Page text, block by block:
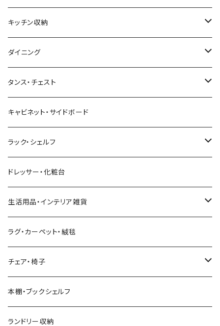
西海岸風
カフェ風
ヴィンテージ
北欧風・ノルディック
インダストリアル
フレンチカントリー
アジアン
ボタニカル
モダン
カントリー
アンティーク
サイズ
幅100cm以下
幅101～120cm
デスクワゴン
カウンターテーブル
こたつ・こたつテーブル
こたつテーブル+布団掛敷セット
こたつテーブル+掛け布団
ネストテーブル
折りたたみテーブル
昇降式・リフティングテーブル
幅91～120cm
2人掛けソファ
3人掛けソファ
4人掛け以上のソファ
ソファベッド
フロアソファ・ローソファ
リクライニングソファ
カウチソファ・コーナーソファ
オットマン
電動リクライニングソファ
幅90cm以下
幅91～120cm
ロータイプテレビ台・ローボード
ミドルタイプテレビ台
コーナーテレビ台
ハイタイプテレビ台・壁面収納
伸縮テレビ台
テレビスタンド
サイズ
セミシングルショート
シングルベッド
ベッドフレーム
マット付きベッド
収納付きベッド
ロフトベッド
ヘッドボード
マットレス
寝具
キッチン収納
食器棚
キッチンカウンター
キッチンワゴン
レンジ台
キッチンラック
キッチン雑貨
ダイニング
ダイニングテーブル
ダイニングテーブルセット
2人用ダイニングテーブルセット
4人用ダイニングテーブルセット
ダイニングチェア・ベンチ
ダイニングソファ
タンス・チェスト
サイドチェスト
ハイチェスト
キャビネット・サイドボード
ラック・シェルフ
オープンラック
突っ張り収納
カート
ディスプレイラック
ドレッサー・化粧台
生活用品・インテリア雑貨
ミラー・姿見
ハンガーラック・ポールハンガー
ダストボックス
ハンキングラック
ラグ・カーペット・絨毯
チェア・椅子
スツール
カウンターチェア
本棚・ブックシェルフ
ランドリー収納